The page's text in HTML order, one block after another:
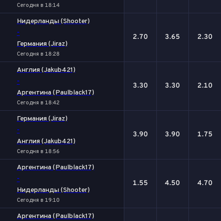
Сегодня в 18:14
Нидерланды (Shooter)
-
Германия (Jiraz)
Сегодня в 18:28
2.70 3.65 2.30
Англия (Jakub421)
-
Аргентина (Paulblack17)
Сегодня в 18:42
3.30 3.30 2.10
Германия (Jiraz)
-
Англия (Jakub421)
Сегодня в 18:56
3.90 3.90 1.75
Аргентина (Paulblack17)
-
Нидерланды (Shooter)
Сегодня в 19:10
1.55 4.50 4.70
Аргентина (Paulblack17)